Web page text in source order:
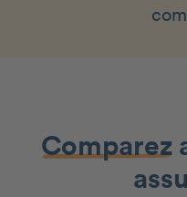
Comparez